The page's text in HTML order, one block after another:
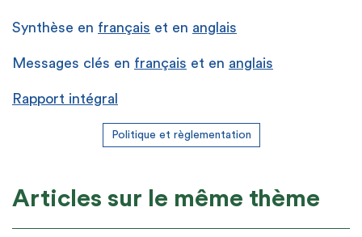
Synthèse en français et en anglais
Messages clés en français et en anglais
Rapport intégral
Politique et règlementation
Articles sur le même thème